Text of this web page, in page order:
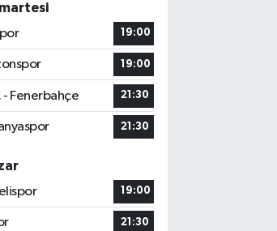
19:00
19:00
- Fenerbahçe 21:30
21:30
19:00
21:30